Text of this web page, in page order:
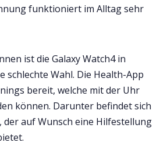
funktioniert im Alltag sehr
ist die Galaxy Watch4 in
schlechte Wahl. Die Health-App
bereit, welche mit der Uhr
können. Darunter befindet sich
der auf Wunsch eine Hilfestellung